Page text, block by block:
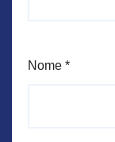
Nome *